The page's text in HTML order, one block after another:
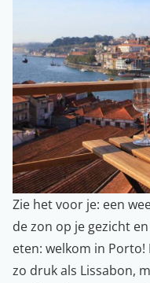
Zie het voor je: een
de zon op je gezicht
eten: welkom in
zo druk als Lissabon,